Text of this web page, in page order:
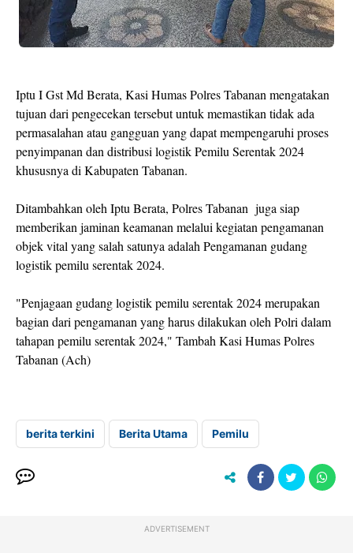
Iptu I Gst Md Berata, Kasi Humas Polres Tabanan mengatakan
tujuan dari pengecekan tersebut untuk memastikan tidak ada
permasalahan atau gangguan yang dapat mempengaruhi proses
penyimpanan dan distribusi logistik Pemilu Serentak 2024
khususnya di Kabupaten Tabanan.
Ditambahkan oleh Iptu Berata, Polres Tabanan juga siap
memberikan jaminan keamanan melalui kegiatan pengamanan
objek vital yang salah satunya adalah Pengamanan gudang
logistik pemilu serentak 2024.
"Penjagaan gudang logistik pemilu serentak 2024 merupakan
bagian dari pengamanan yang harus dilakukan oleh Polri dalam
tahapan pemilu serentak 2024," Tambah Kasi Humas Polres
Tabanan (Ach)
berita terkini Berita Utama Pemilu
ADVERTISEMENT